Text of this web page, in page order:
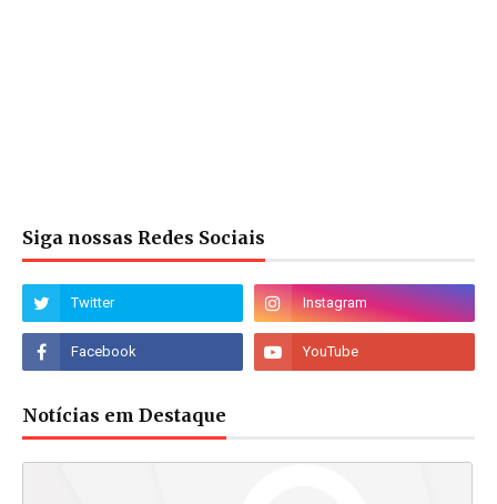
Siga nossas Redes Sociais
Notícias em Destaque